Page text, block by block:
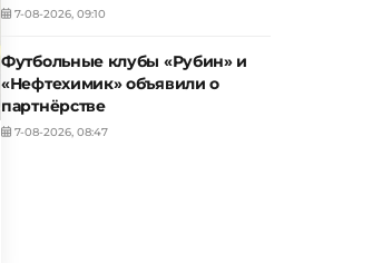
7-08-2026, 09:10
Футбольные клубы «Рубин» и
«Нефтехимик» объявили о
партнёрстве
7-08-2026, 08:47